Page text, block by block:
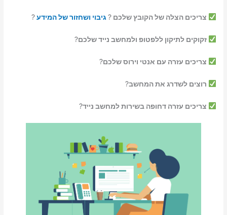
צריכים הצלה של הקובץ שלכם ?גיבוי ושחזור של המידע?
זקוקים לתיקון ללפטופ ולמחשב נייד שלכם?
צריכים עזרה עם אנטי וירוס שלכם?
רוצים לשדרג את המחשב?
צריכים עזרה דחופה בשירות למחשב נייד?